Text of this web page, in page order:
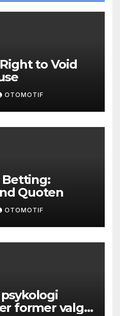
to Void
OTOMOTIF
Betting:
Quoten
OTOMOTIF
former valg